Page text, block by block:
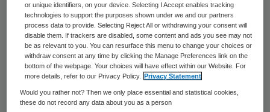
De rechtbank oordeelt dat de man
weliswaar met drie vrouwen -die aangifte
tegen hem hebben gedaan- in de
prostitutie heeft samen gewerkt, maar dat
daarbij geen sprake was van een
uitbuitingssituatie. Ook voor enige vorm van
or unique identifiers, on your device. Selecting I Accept enables tracking
technologies to support the purposes shown under we and our partners
process data to provide. Selecting Reject All or withdrawing your consent will
disable them. If trackers are disabled, some content and ads you see may not
be as relevant to you. You can resurface this menu to change your choices or
withdraw consent at any time by clicking the Manage Preferences link on the
bottom of the webpage. Your choices will have effect within our Website. For
more details, refer to our Privacy Policy.
Privacy Statement
Would you rather not? Then we only place essential and statistical cookies,
these do not record any data about you as a person